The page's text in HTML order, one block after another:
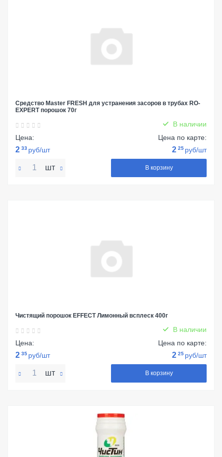
Средство Master FRESH для устранения засоров в трубах RO-
EXPERT порошок 70г
В наличии
Цена:
2 33 руб/шт
Цена по карте:
2 25 руб/шт
шт В корзину
Чистящий порошок EFFECT Лимонный всплеск 400г
В наличии
Цена:
2 35 руб/шт
Цена по карте:
2 25 руб/шт
шт В корзину